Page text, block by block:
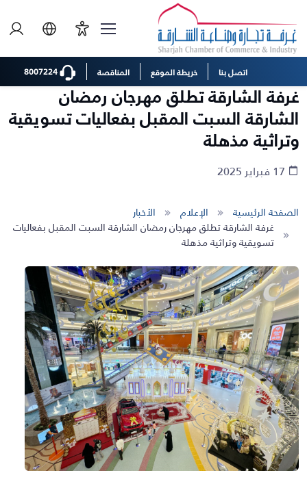
اتصل بنا خريطة الموقع المناقصة
غرفة الشارقة تطلق مهرجان رمضان
الشارقة السبت المقبل بفعاليات تسويقية
وتراثية مذهلة
الصفحة الرئيسية الإعلام
الأخبار
غرفة الشارقة تطلق مهرجان رمضان الشارقة السبت المقبل بفعاليات
تسويقية وتراثية مذهلة